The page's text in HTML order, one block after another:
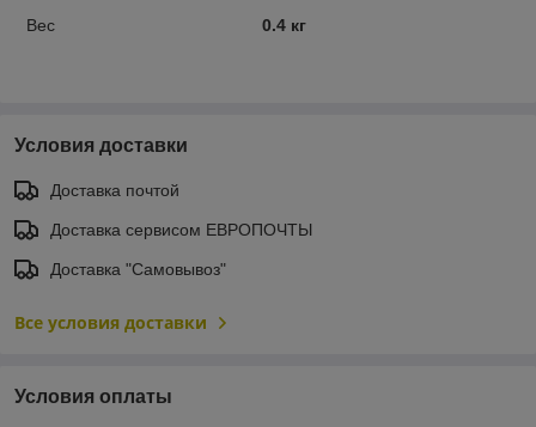
Вес
0.4 кг
Условия доставки
Доставка почтой
Доставка сервисом ЕВРОПОЧТЫ
Доставка "Самовывоз"
Все условия доставки
Условия оплаты